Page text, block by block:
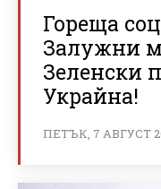
Гореща
Залужни
Зеленски
Украйна!
ПЕТЪК, 7 АВГУСТ